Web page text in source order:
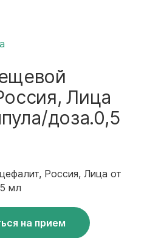
Лица
доза.0,5
Россия, Лица от
мл
на прием